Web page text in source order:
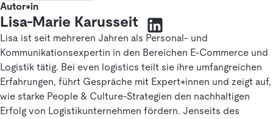
Autor*in
Lisa-Marie Karusseit
Lisa ist seit mehreren Jahren als Personal- und
Kommunikationsexpertin in den Bereichen E-Commerce und
Logistik tätig. Bei even logistics teilt sie ihre umfangreichen
Erfahrungen, führt Gespräche mit Expert*innen und zeigt auf,
wie starke People & Culture-Strategien den nachhaltigen
Erfolg von Logistikunternehmen fördern. Jenseits des